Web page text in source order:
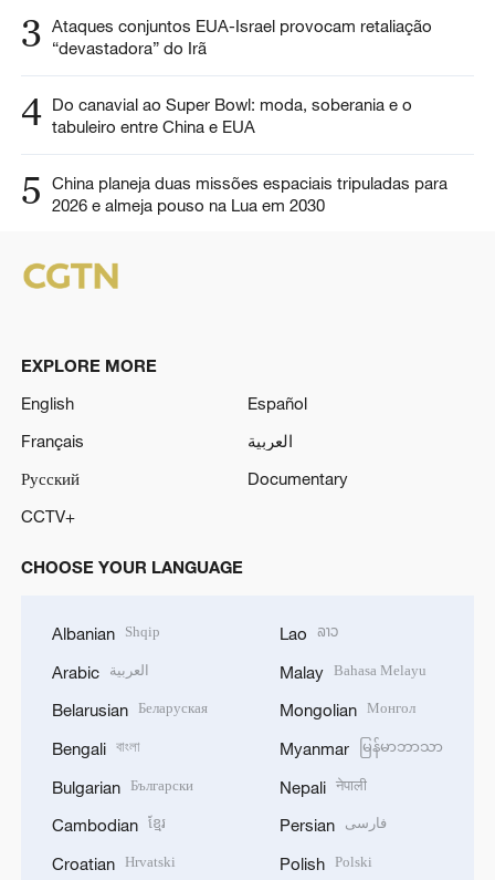
3 Ataques conjuntos EUA-Israel provocam retaliação
“devastadora” do Irã
4 Do canavial ao Super Bowl: moda, soberania e o
tabuleiro entre China e EUA
5
China planeja duas missões espaciais tripuladas para
2026 e almeja pouso na Lua em 2030
EXPLORE MORE
English
Español
Français
العربية
Русский
Documentary
CCTV+
CHOOSE YOUR LANGUAGE
Albanian Shqip
Arabic العربية
Belarusian Беларуская
Bengali বাংলা
Bulgarian Български
Cambodian ខ្មែរ
Croatian Hrvatski
Lao ລາວ
Malay Bahasa Melayu
Mongolian Монгол
Myanmar မြန်မာဘာသာ
Nepali नेपाली
Persian فارسی
Polish Polski